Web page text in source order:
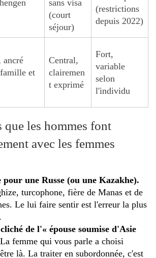
sans visa
(court
séjour)
(restrictions
depuis 2022)
ancré
et
Central,
clairemen
t exprimé
Fort,
variable
selon
l'individu
que les hommes font
avec les femmes
une Russe (ou une Kazakhe).
turcophone, fière de Manas et de
Le lui faire sentir est l'erreur la plus
de l'« épouse soumise d'Asie
La femme qui vous parle a choisi
là. La traiter en subordonnée, c'est